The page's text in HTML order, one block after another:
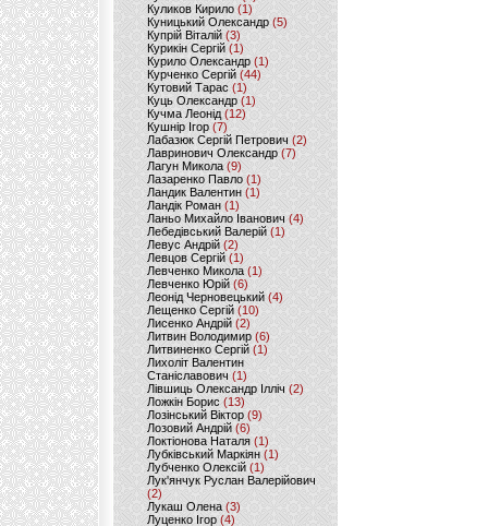
Куликов Кирило (1)
Куницький Олександр (5)
Купрій Віталій (3)
Курикін Сергій(1)
Курило Олександр (1)
Курченко Сергій (44)
Кутовий Тарас (1)
Куць Олександр (1)
Кучма Леонід (12)
Кушнір Ігор(7)
Лабазюк Сергій Петрович (2)
Лавринович Олександр(7)
Лагун Микола(9)
Лазаренко Павло (1)
Ландик Валентин (1)
Ландік Роман (1)
Ланьо Михайло Іванович(4)
Лебедівський Валерій(1)
Левус Андрій(2)
Левцов Сергій (1)
Левченко Микола (1)
Левченко Юрій (6)
Леонід Черновецький (4)
Лещенко Сергій (10)
Лисенко Андрій (2)
Литвин Володимир (6)
Литвиненко Сергій (1)
Лихоліт Валентин
Станіславович (1)
Лівшиць Олександр Ілліч (2)
Ложкін Борис(13)
Лозінський Віктор(9)
Лозовий Андрій (6)
Локтіонова Наталя (1)
Лубківський Маркіян(1)
Лубченко Олексій (1)
Лук'янчук Руслан Валерійович
(2)
Лукаш Олена (3)
Луценко Ігор (4)